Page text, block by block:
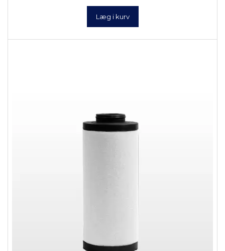
Læg i kurv